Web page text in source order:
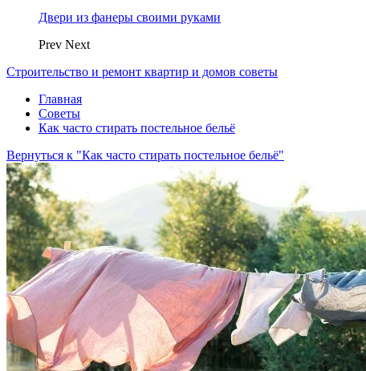
Двери из фанеры своими руками
Prev Next
Строительство и ремонт квартир и домов советы
Главная
Советы
Как часто стирать постельное бельё
Вернуться к "Как часто стирать постельное бельё"